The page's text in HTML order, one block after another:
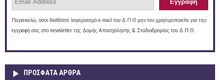
Παρακαλώ, όσοι διαθέτετε λογαριασμό e-mail του Δ.Π.Θ μην τον χρησιμοποιείτε για την
εγγραφή σας στο newsletter της Δομής Απασχόλησης & Σταδιοδρομίας του Δ.Π.Θ.
ΠΡOΣΦΑΤΑ AΡΘΡΑ